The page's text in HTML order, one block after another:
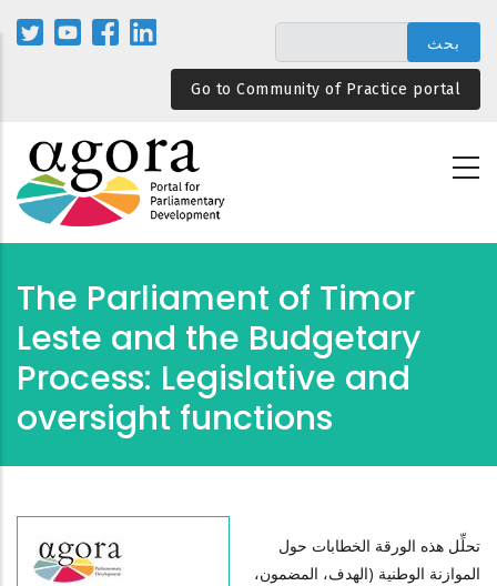
المحتوى
الرئيسيGo to Community of Practice portal
The Parliament of Timor
Leste and the Budgetary
Process: Legislative and
oversight functions
تحلِّل هذه الورقة الخطابات حول
الموازنة الوطنية (الهدف، المضمون،